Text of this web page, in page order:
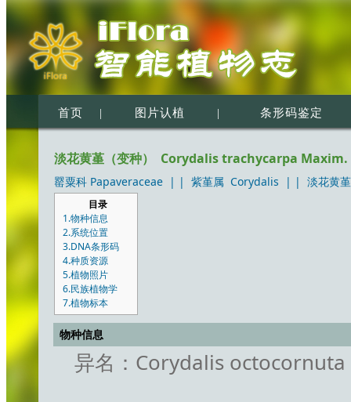
首页 | 图片认植 | 条形码鉴定
淡花黄堇（变种） Corydalis trachycarpa
罂粟科 Papaveraceae | | 紫堇属 Corydalis | | 淡花黄
目录
1.物种信息
2.系统位置
3.DNA条形码
4.种质资源
5.植物照片
6.民族植物学
7.植物标本
物种信息
异名：Corydalis octocornuta